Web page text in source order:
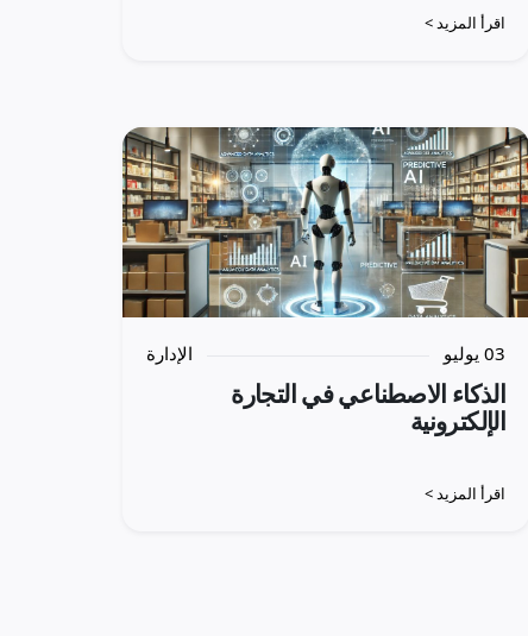
اقرأ المزيد >
03 يوليو الإدارة
الذكاء الاصطناعي في التجارة
الإلكترونية
اقرأ المزيد >